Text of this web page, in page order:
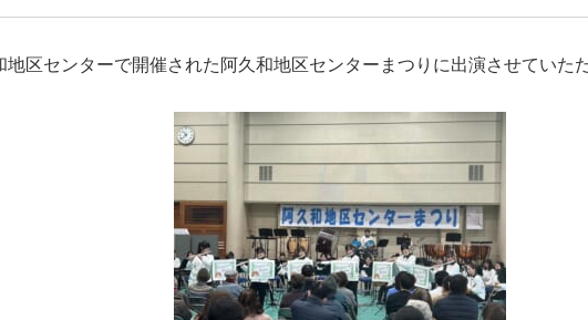
地区センターで開催された阿久和地区センターまつりに出演させていた